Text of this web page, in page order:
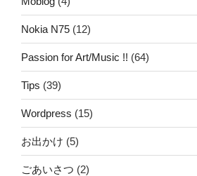
Nokia N75 (12)
Passion for Art/Music !! (64)
Tips (39)
Wordpress (15)
お出かけ (5)
ごあいさつ (2)